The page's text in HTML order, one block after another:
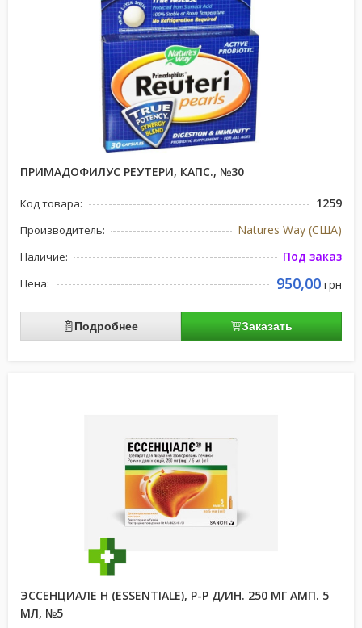
ПРИМАДОФИЛУС РЕУТЕРИ, КАПС., №30
Код товара: 1259
Производитель: Natures Way (США)
Наличие: Под заказ
Цена: 950,00 грн
Подробнее Заказать
ЭССЕНЦИАЛЕ Н (ESSENTIALE), Р-Р Д/ИН. 250 МГ АМП. 5
МЛ, №5